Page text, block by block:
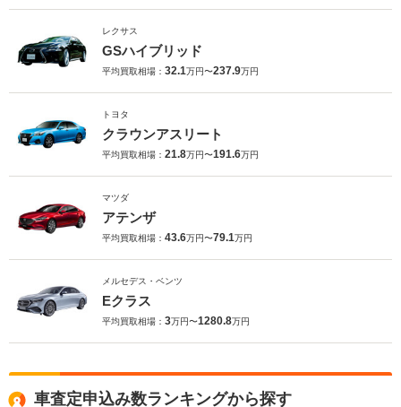
レクサス
GSハイブリッド
平均買取相場： 32.1万円〜237.9万円
トヨタ
クラウンアスリート
平均買取相場： 21.8万円〜191.6万円
マツダ
アテンザ
平均買取相場： 43.6万円〜79.1万円
メルセデス・ベンツ
Eクラス
平均買取相場： 3万円〜1280.8万円
車査定申込み数ランキングから探す